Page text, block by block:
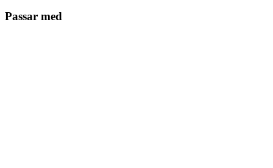
Passar med